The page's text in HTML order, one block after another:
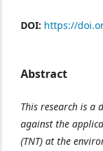
DOI: https://
Abstract
This research is a
against the
(TNT) at the